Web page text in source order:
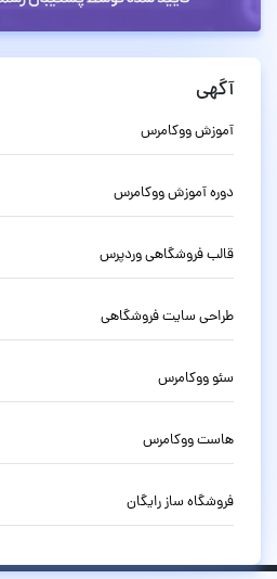
آگهی
آموزش ووکامرس
دوره آموزش ووکامرس
قالب فروشگاهی وردپرس
طراحی سایت فروشگاهی
سئو ووکامرس
هاست ووکامرس
فروشگاه ساز رایگان